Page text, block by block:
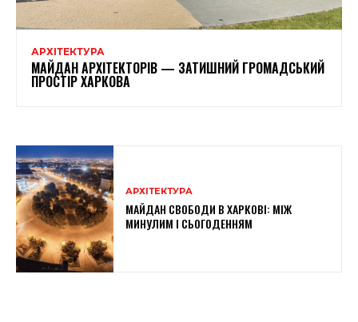
АРХІТЕКТУРА
МАЙДАН АРХІТЕКТОРІВ — ЗАТИШНИЙ ГРОМАДСЬКИЙ
ПРОСТІР ХАРКОВА
АРХІТЕКТУРА
МАЙДАН СВОБОДИ В ХАРКОВІ: МІЖ
МИНУЛИМ І СЬОГОДЕННЯМ